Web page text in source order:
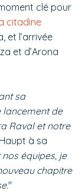
clé pour
citadine
et l’arrivée
et d’Arona
sa
de
Raval et notre
à sa
équipes, je
chapitre
"